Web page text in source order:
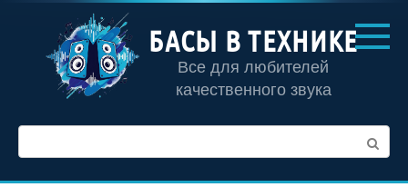
контенту
БАСЫ В ТЕХНИКЕ
Все для любителей
качественного звука